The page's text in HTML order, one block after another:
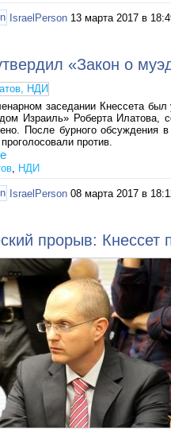
IsraelPerson 13 марта 2017 в
«Закон о
заседании Кнессета
Израиль» Роберта Илатова,
После бурного обсуждения
против.
, НДИ
IsraelPerson 08 марта 2017 в
прорыв: